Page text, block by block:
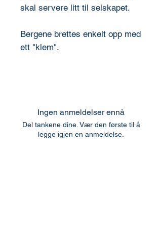
skal servere litt til selskapet.
Bergene brettes enkelt opp med
ett "klem".
Ingen anmeldelser ennå
Del tankene dine. Vær den første til å
legge igjen en anmeldelse.